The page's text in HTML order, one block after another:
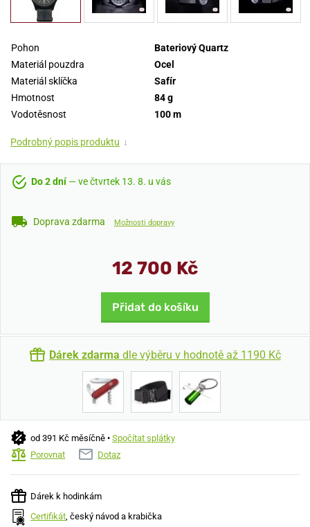
Pohon
Bateriový Quartz
Materiál pouzdra
Ocel
Materiál sklíčka
Safír
Hmotnost
84 g
Vodotěsnost
100 m
Podrobný popis produktu ↓
Do 2 dní— ve čtvrtek 13. 8. u vás
Doprava zdarma Možnosti dopravy
12 700 Kč
Přidat do košíku
Dárek zdarma dle výběru v hodnotě až 1190 Kč
od 391 Kč měsíčně • Spočítat splátky
Porovnat
Dotaz
Dárek k hodinkám
Certifikát, český návod a krabička